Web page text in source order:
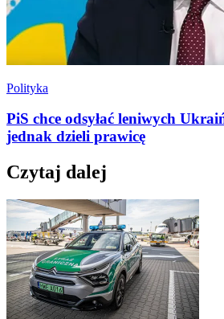
Polityka
PiS chce odsyłać leniwych
jednak dzieli prawicę
Czytaj dalej